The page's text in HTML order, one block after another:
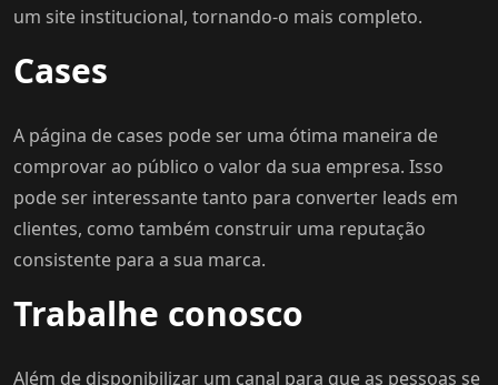
um site institucional, tornando-o mais completo.
Cases
A página de cases pode ser uma ótima maneira de
comprovar ao público o valor da sua empresa. Isso
pode ser interessante tanto para converter leads em
clientes, como também construir uma reputação
consistente para a sua marca.
Trabalhe conosco
Além de disponibilizar um canal para que as pessoas se